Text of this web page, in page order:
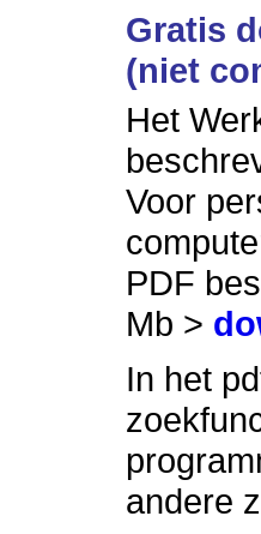
Gratis
(niet
Het
Voor
PDF
Mb >
In het
andere